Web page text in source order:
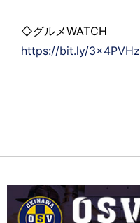
◇グルメWATCH
https://bit.ly/3x4PVHz